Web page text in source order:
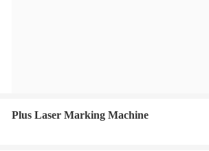
Plus Laser Marking Machine